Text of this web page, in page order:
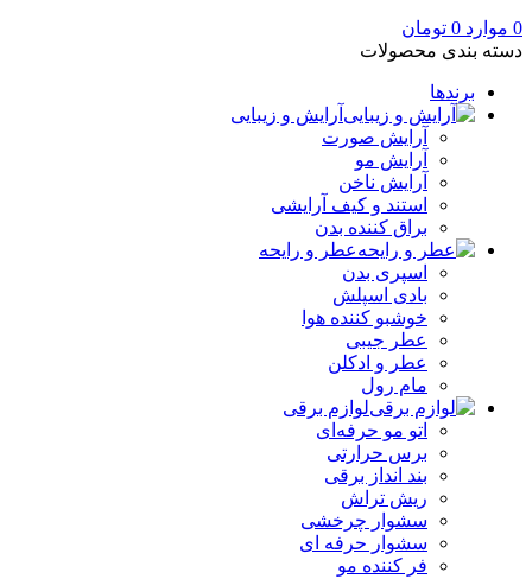
0
تومان
بندی محصولات
برندها
آرایش و زیبایی
آرایش صورت
آرایش مو
آرایش ناخن
استند و کیف آرایشی
براق کننده بدن
عطر و رایحه
اسپری بدن
بادی اسپلش
خوشبو کننده هوا
عطر جیبی
عطر و ادکلن
مام رول
لوازم برقی
اتو مو حرفه‌ای
برس حرارتی
بند انداز برقی
ریش تراش
سشوار چرخشی
سشوار حرفه ای
فر کننده‌ مو